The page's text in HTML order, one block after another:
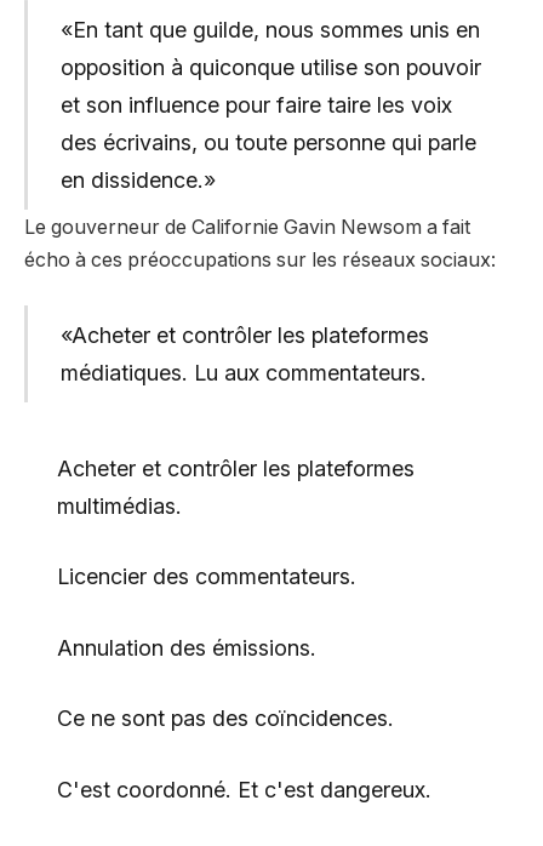
«En tant que guilde, nous sommes unis en
opposition à quiconque utilise son pouvoir
et son influence pour faire taire les voix
des écrivains, ou toute personne qui parle
en dissidence.»
Le gouverneur de Californie Gavin Newsom a fait
écho à ces préoccupations sur les réseaux sociaux:
«Acheter et contrôler les plateformes
médiatiques. Lu aux commentateurs.
Acheter et contrôler les plateformes
multimédias.
Licencier des commentateurs.
Annulation des émissions.
Ce ne sont pas des coïncidences.
C'est coordonné. Et c'est dangereux.